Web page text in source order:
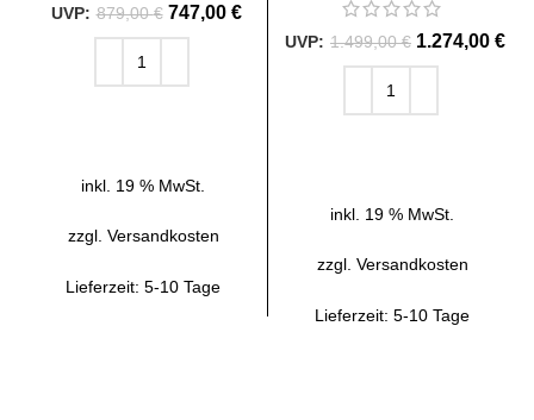
879,00€ 747,00 €
inkl. 19 % MwSt.
zzgl. Versandkosten
Lieferzeit: 5-10 Tage
1.499,00€ 1.274,00 €
inkl. 19 % MwSt.
zzgl. Versandkosten
Lieferzeit: 5-10 Tage